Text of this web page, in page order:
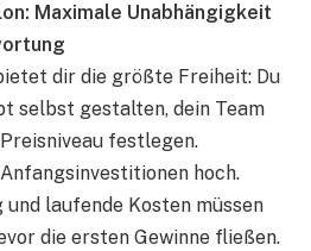
Maximale Unabhängigkeit
dir die größte Freiheit: Du
selbst gestalten, dein Team
festlegen.
hoch.
laufende Kosten müssen
die ersten Gewinne fließen.